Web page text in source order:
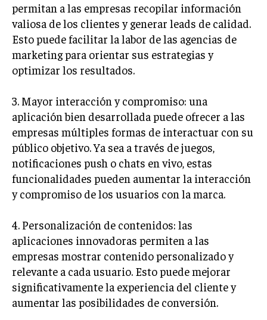
CONTABILIDAD EMPRESARIAL
ECONOMÍA EMPRESARIAL
INTERNACIONAL
NEGOCIOS INTERNACIONALES
EXPANSIÓN GLOBAL
IMPORTACIÓN Y EXPORTACIÓN
ALIANZAS ESTRATÉGICAS
TECNOLOGIA
SOSTENIBILIDAD Y MEDIO AMBIENTE
GESTIÓN DE LA INNOVACIÓN TECNOLÓGICA
TRANSFORMACIÓN DIGITAL
ANALÍTICA EMPRESARIAL Y BUSINESS
INTELLIGENCE
CIBERSEGURIDAD EMPRESARIAL
permitan a las empresas recopilar información
valiosa de los clientes y generar leads de calidad.
Esto puede facilitar la labor de las agencias de
marketing para orientar sus estrategias y
optimizar los resultados.
3. Mayor interacción y compromiso: una
aplicación bien desarrollada puede ofrecer a las
empresas múltiples formas de interactuar con su
público objetivo. Ya sea a través de juegos,
notificaciones push o chats en vivo, estas
funcionalidades pueden aumentar la interacción
y compromiso de los usuarios con la marca.
4. Personalización de contenidos: las
aplicaciones innovadoras permiten a las
empresas mostrar contenido personalizado y
relevante a cada usuario. Esto puede mejorar
significativamente la experiencia del cliente y
aumentar las posibilidades de conversión.